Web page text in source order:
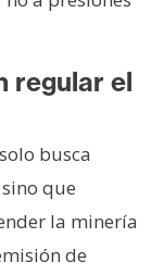
regular el
busca
sino que
la minería
de